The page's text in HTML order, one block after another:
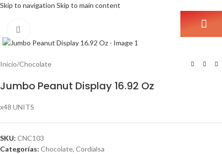
Skip to navigation Skip to main content
Inicio/Chocolate
Jumbo Peanut Display 16.92 Oz
x48 UNITS
SKU: CNC103
Categorías: Chocolate, Cordialsa